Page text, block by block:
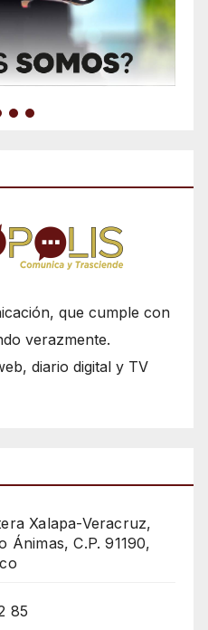
que cumple con
verazmente.
diario digital y TV
Xalapa-Veracruz,
Ánimas, C.P. 91190,
85